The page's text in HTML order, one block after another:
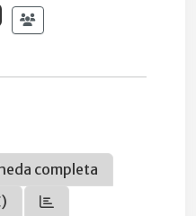
completa